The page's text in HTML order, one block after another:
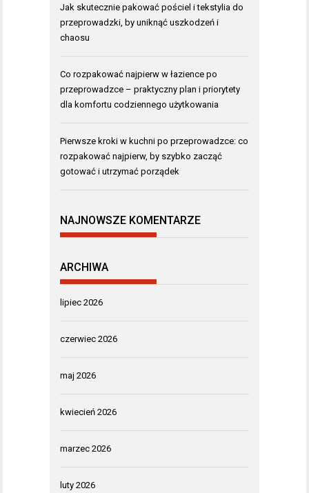
Jak skutecznie pakować pościel i tekstylia do
przeprowadzki, by uniknąć uszkodzeń i
chaosu
Co rozpakować najpierw w łazience po
przeprowadzce – praktyczny plan i priorytety
dla komfortu codziennego użytkowania
Pierwsze kroki w kuchni po przeprowadzce: co
rozpakować najpierw, by szybko zacząć
gotować i utrzymać porządek
NAJNOWSZE KOMENTARZE
ARCHIWA
lipiec 2026
czerwiec 2026
maj 2026
kwiecień 2026
marzec 2026
luty 2026